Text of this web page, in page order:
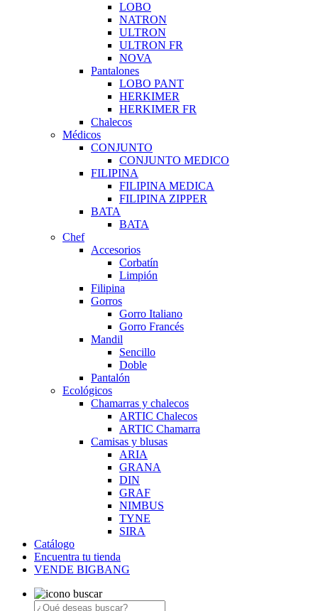
LOBO
NATRON
ULTRON
ULTRON FR
NOVA
Pantalones
LOBO PANT
HERKIMER
HERKIMER FR
Chalecos
Médicos
CONJUNTO
CONJUNTO MEDICO
FILIPINA
FILIPINA MEDICA
FILIPINA ZIPPER
BATA
BATA
Chef
Accesorios
Corbatín
Limpión
Filipina
Gorros
Gorro Italiano
Gorro Francés
Mandil
Sencillo
Doble
Pantalón
Ecológicos
Chamarras y chalecos
ARTIC Chalecos
ARTIC Chamarra
Camisas y blusas
ARIA
GRANA
DIN
GRAF
NIMBUS
TYNE
SIRA
Catálogo
Encuentra tu tienda
VENDE BIGBANG